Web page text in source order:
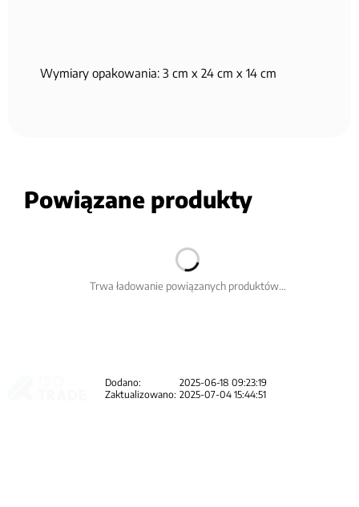
Wymiary opakowania: 3 cm x 24 cm x 14 cm
Powiązane produkty
Trwa ładowanie powiązanych produktów...
Dodano:
2025-06-18 09:23:19
Zaktualizowano: 2025-07-04 15:44:51